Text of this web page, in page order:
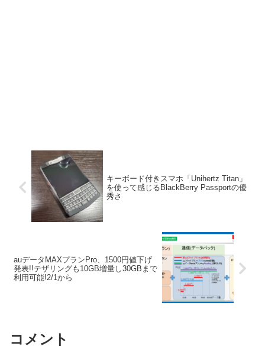
キーボード付きスマホ「Unihertz Titan」
を使って感じるBlackBerry Passportの優
秀さ
auデータMAXプランPro、1500円値下げ
発表!!テザリングも10GB増量し30GBまで
利用可能!2/1から
コメント